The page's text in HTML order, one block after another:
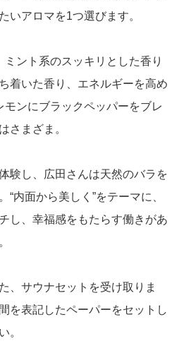
いアロマを1つ選びます。
ント系のスッキリとした香り
着いた香り、エネルギーを高め
ンにブラックペッパーをブレ
さまざま。
験し、広田さんは天然のバラを
“内面から美しく”をテーマに、
し、幸福感をもたらす働きがあ
、サウナセットを受け取りま
を表記したペーパーをセットし
。